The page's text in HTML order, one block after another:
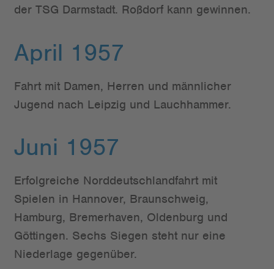
der TSG Darmstadt. Roßdorf kann gewinnen.
April 1957
Fahrt mit Damen, Herren und männlicher
Jugend nach Leipzig und Lauchhammer.
Juni 1957
Erfolgreiche Norddeutschlandfahrt mit
Spielen in Hannover, Braunschweig,
Hamburg, Bremerhaven, Oldenburg und
Göttingen. Sechs Siegen steht nur eine
Niederlage gegenüber.